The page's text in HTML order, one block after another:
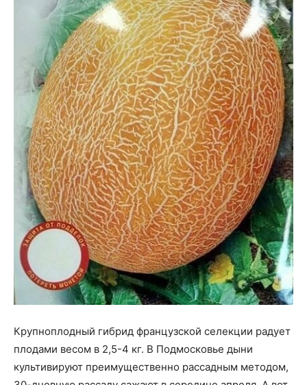
Крупноплодный гибрид французской селекции радует
плодами весом в 2,5-4 кг. В Подмосковье дыни
культивируют преимущественно рассадным методом,